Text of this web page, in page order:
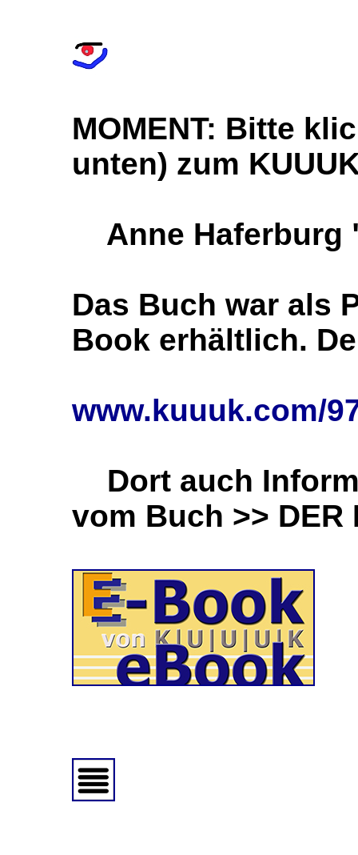
MOMENT: Bitte
unten) zum
Anne Haferburg
Das Buch war als
Book erhältlich.
www.kuuuk.com/
Dort auch
vom Buch >> DER